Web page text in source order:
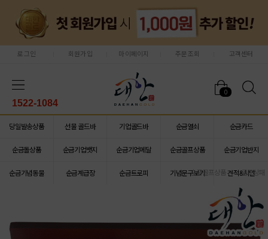
로그인 회원가입 마이페이지 주문조회 고객센터
0
1522-1084
당일발송상품 선물 골드바 기업골드바 순금열쇠 순금카드
순금돌상품 순금기업뱃지 순금기업메달 순금골프상품 순금기업반지
순금기념동물 순금계급장 순금트로피 기념문구보기 견적&시안
순금골프상품 골프상패